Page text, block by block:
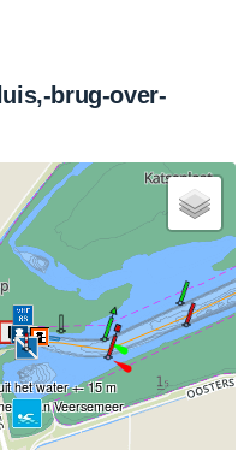
brug-over-
het water +- 15 m
van Veersemeer